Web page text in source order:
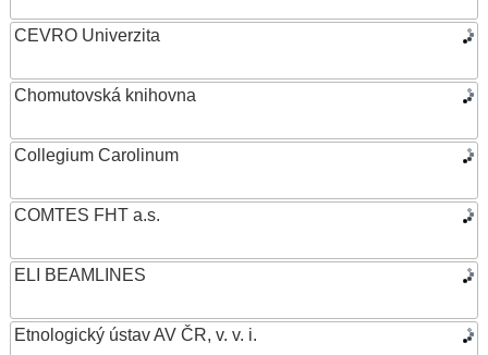
CEVRO Univerzita
Chomutovská knihovna
Collegium Carolinum
COMTES FHT a.s.
ELI BEAMLINES
Etnologický ústav AV ČR, v. v. i.